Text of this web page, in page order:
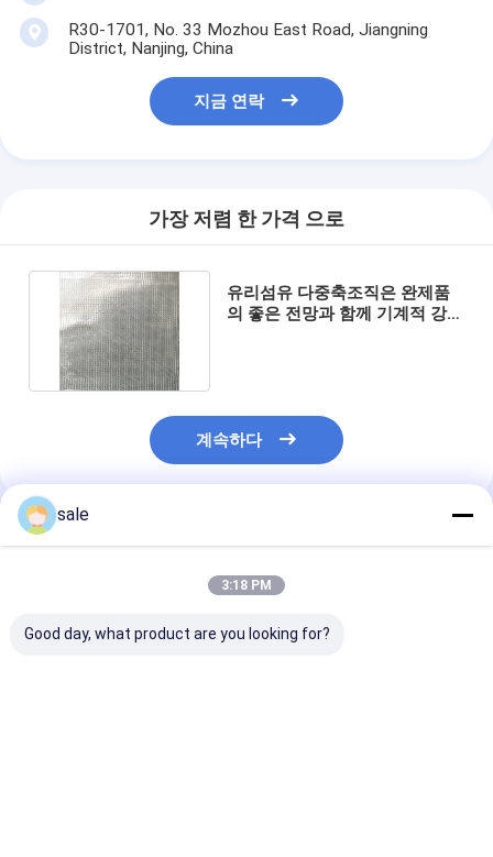
R30-1701, No. 33 Mozhou East Road, Jiangning
District, Nanjing, China
지금 연락
가장 저렴 한 가격 으로
유리섬유 다중축조직은 완제품
의 좋은 전망과 함께 기계적 강도
계속하다
추천된 제품
sale
3:18 PM
Good day, what product are you looking for?